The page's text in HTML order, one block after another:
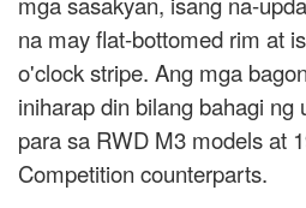
na may flat-bottomed rim at
o'clock stripe. Ang mga
iniharap din bilang bahagi ng
para sa RWD M3 models at
Competition counterparts.